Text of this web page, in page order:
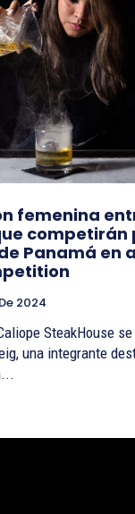
femenina
competirán
Panamá en
2024
SteakHouse
una integrante